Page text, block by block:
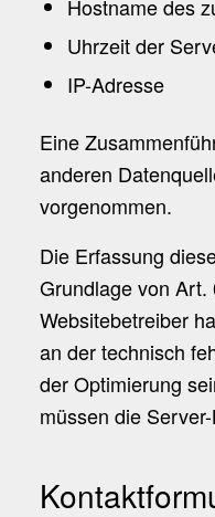
Hostname des
Uhrzeit der
IP-Adresse
Eine
anderen
vorgenommen.
Die Erfassung
Grundlage von Art.
Websitebetreiber
an der technisch
der Optimierung
müssen die